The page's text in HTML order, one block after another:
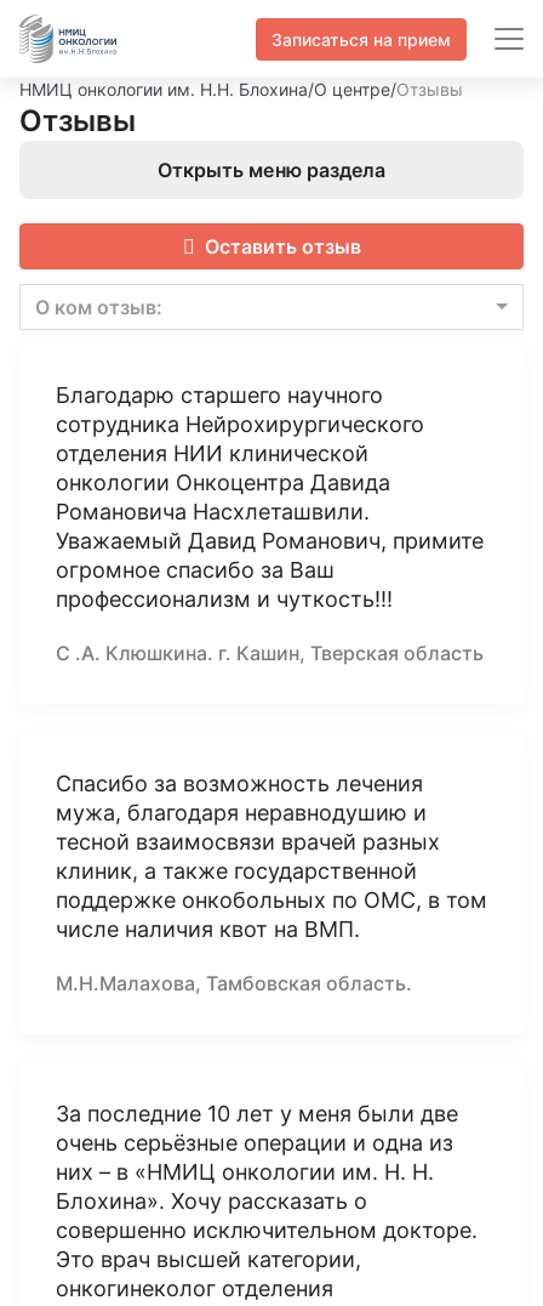
Записаться на прием
НМИЦ онкологии им. Н.Н. Блохина/О центре/Отзывы
Отзывы
Открыть меню раздела
Оставить отзыв
О ком отзыв:
Благодарю старшего научного
сотрудника Нейрохирургического
отделения НИИ клинической
онкологии Онкоцентра Давида
Романовича Насхлеташвили.
Уважаемый Давид Романович, примите
огромное спасибо за Ваш
профессионализм и чуткость!!!
С .А. Клюшкина. г. Кашин, Тверская область
Спасибо за возможность лечения
мужа, благодаря неравнодушию и
тесной взаимосвязи врачей разных
клиник, а также государственной
поддержке онкобольных по ОМС, в том
числе наличия квот на ВМП.
М.Н.Малахова, Тамбовская область.
За последние 10 лет у меня были две
очень серьёзные операции и одна из
них – в «НМИЦ онкологии им. Н. Н.
Блохина». Хочу рассказать о
совершенно исключительном докторе.
Это врач высшей категории,
онкогинеколог отделения